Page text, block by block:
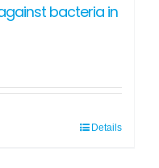
bacteria in
Details